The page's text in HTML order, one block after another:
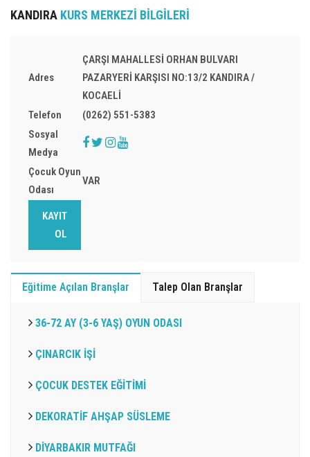
KANDIRA KURS MERKEZİ BİLGİLERİ
Adres
ÇARŞI MAHALLESİ ORHAN BULVARI
PAZARYERİ KARŞISI NO:13/2 KANDIRA /
KOCAELİ
Telefon
(0262) 551-5383
Sosyal
Medya
Çocuk Oyun
Odası
VAR
KAYIT
OL
Eğitime Açılan Branşlar Talep Olan Branşlar
36-72 AY (3-6 YAŞ) OYUN ODASI
ÇINARCIK İŞİ
ÇOCUK DESTEK EĞİTİMİ
DEKORATİF AHŞAP SÜSLEME
DİYARBAKIR MUTFAĞI